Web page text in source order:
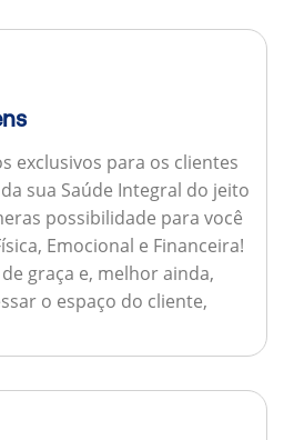
exclusivos para os clientes
sua Saúde Integral do jeito
possibilidade para você
Emocional e Financeira!
graça e, melhor ainda,
o espaço do cliente,